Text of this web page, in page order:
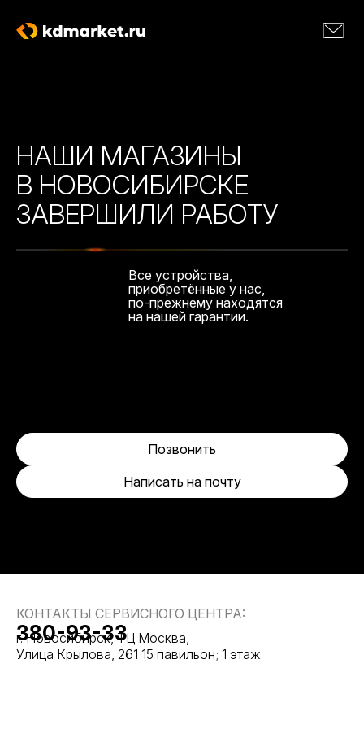
НАШИ МАГАЗИНЫ
В НОВОСИБИРСКЕ
ЗАВЕРШИЛИ РАБОТУ
Все устройства,
приобретённые у нас,
по-прежнему находятся
на нашей гарантии.
Написать на почту
Позвонить
КОНТАКТЫ СЕРВИСНОГО ЦЕНТРА:
г. Новосибирск, ТЦ Москва,
Улица Крылова, 261 15 павильон; 1 этаж
380-93-33